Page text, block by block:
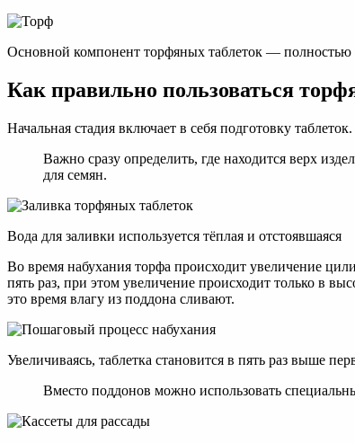
Основной компонент торфяных таблеток — полностью
Как правильно пользоваться
Начальная стадия включает в себя подготовку
Важно сразу определить, где находится верх
для семян.
Вода для заливки используется тёплая и отстоявшаяся
Во время набухания торфа происходит увеличение
пять раз, при этом увеличение происходит только в
это время влагу из поддона сливают.
Увеличиваясь, таблетка становится в пять раз выше
Вместо поддонов можно использовать